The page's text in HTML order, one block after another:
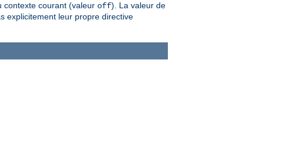
contexte courant (valeur off). La valeur de
explicitement leur propre directive